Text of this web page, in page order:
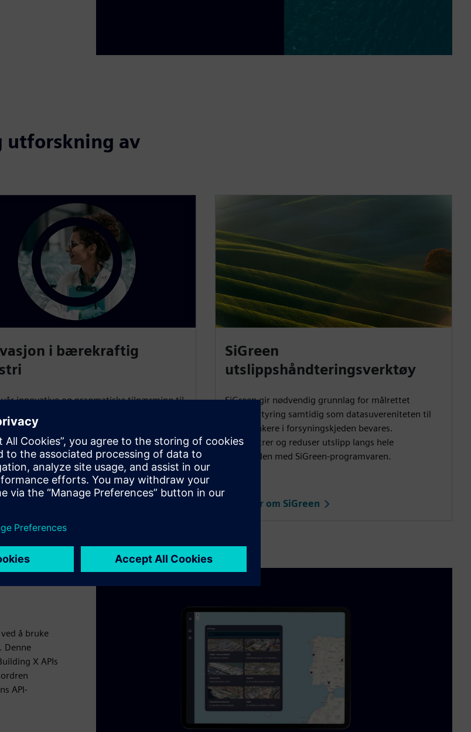
utforskning av
i bærekraftig
innovative og pragmatiske tilnærming til
Integrer miljøbevisste funksjoner sømløst
Utnytt datadrevet bærekraft for å få en
samtidig som du opprettholder
egenskaper.
om bærekraftige næringer
SiGreen
utslippshåndteringsverktøy
SiGreen gir nødvendig grunnlag for målrettet
utslippsstyring samtidig som datasuvereniteten til
alle deltakere i forsyningskjeden bevares.
Administrer og reduser utslipp langs hele
verdikjeden med SiGreen-programvaren.
Lær mer om SiGreen
å bruke
Denne
X APIs
API-